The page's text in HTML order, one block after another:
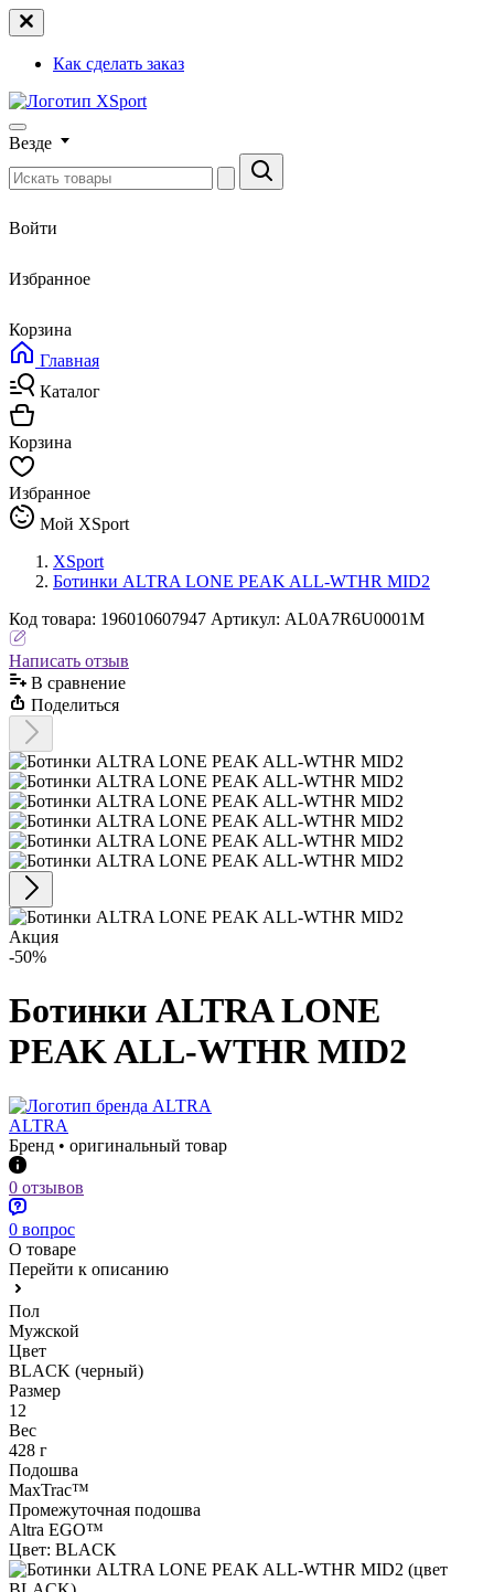
Как сделать заказ
Везде
Войти
Избранное
Корзина
Главная
Каталог
Корзина
Избранное
Мой XSport
XSport
Ботинки ALTRA LONE PEAK ALL-WTHR MID2
Код товара: 196010607947 Артикул: AL0A7R6U0001M
Написать отзыв
В сравнениe
Поделиться
Акция
-50%
Ботинки ALTRA LONE
PEAK ALL-WTHR MID2
ALTRA
Бренд • оригинальный товар
0 отзывов
0 вопрос
О товаре
Перейти к описанию
Пол
Мужской
Цвет
BLACK (черный)
Размер
12
Вес
428 г
Подошва
MaxTrac™
Промежуточная подошва
Altra EGO™
Цвет: BLACK